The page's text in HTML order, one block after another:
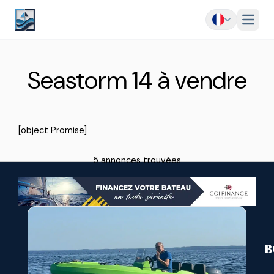
Menu
Seastorm 14 à vendre
[object Promise]
5 annonces trouvées